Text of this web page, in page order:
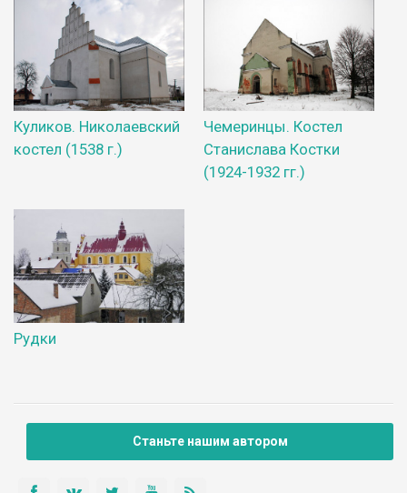
Куликов. Николаевский
костел (1538 г.)
Чемеринцы. Костел
Станислава Костки
(1924-1932 гг.)
Рудки
Станьте нашим автором